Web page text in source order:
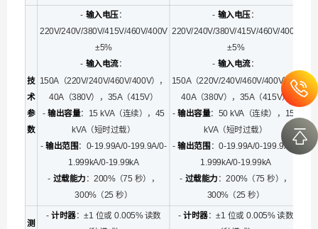
技
术
参
数
- 输入电压：
220V/240V/380V/415V/460V/400V
±5%
- 输入电流：
150A（220V/240V/460V/400V），
40A（380V），35A（415V）
-输出容量：15 kVA（连续），45
kVA（短时过载）
-输出范围 ：0-19.99A/0-199.9A/0-
1.999kA/0-19.99kA
- 过载能力 ：200%（75 秒），
300%（25 秒）
- 输入电压：
220V/240V/380V/415V/460V/400V
±5%
- 输入电流：
150A（220V/240V/460V/400V），
40A（380V），35A（415V）
- 输出容量：50 kVA（连续），150
kVA（短时过载）
-输出范围 ：0-19.99A/0-199.9A/0-
1.999kA/0-19.99kA
- 过载能力 ：200%（75 秒），
300%（25 秒）
测
-计时器：±1 位或 0.005% 读数
-计时器：±1 位或 0.005% 读数